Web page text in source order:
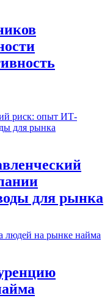
для рынка